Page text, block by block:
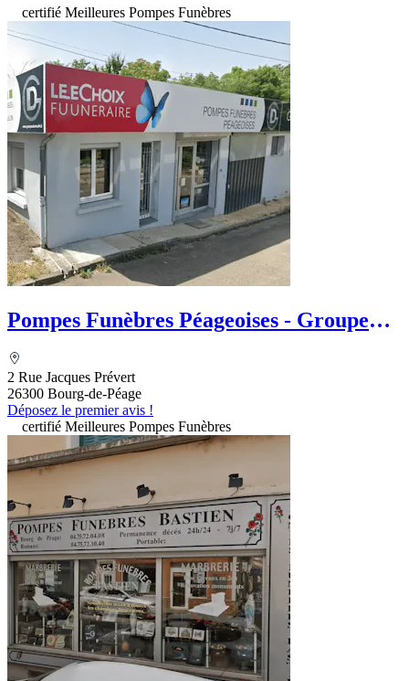
certifié Meilleures Pompes Funèbres
Pompes Funèbres Péageoises - Groupe
2 Rue Jacques Prévert
26300 Bourg-de-Péage
Déposez le premier avis !
certifié Meilleures Pompes Funèbres